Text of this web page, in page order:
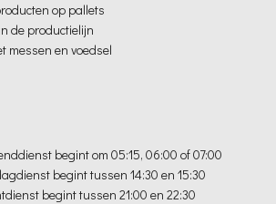
op pallets
de productielijn
messen en voedsel
begint om 05:15, 06:00 of 07:00
begint tussen 14:30 en 15:30
begint tussen 21:00 en 22:30